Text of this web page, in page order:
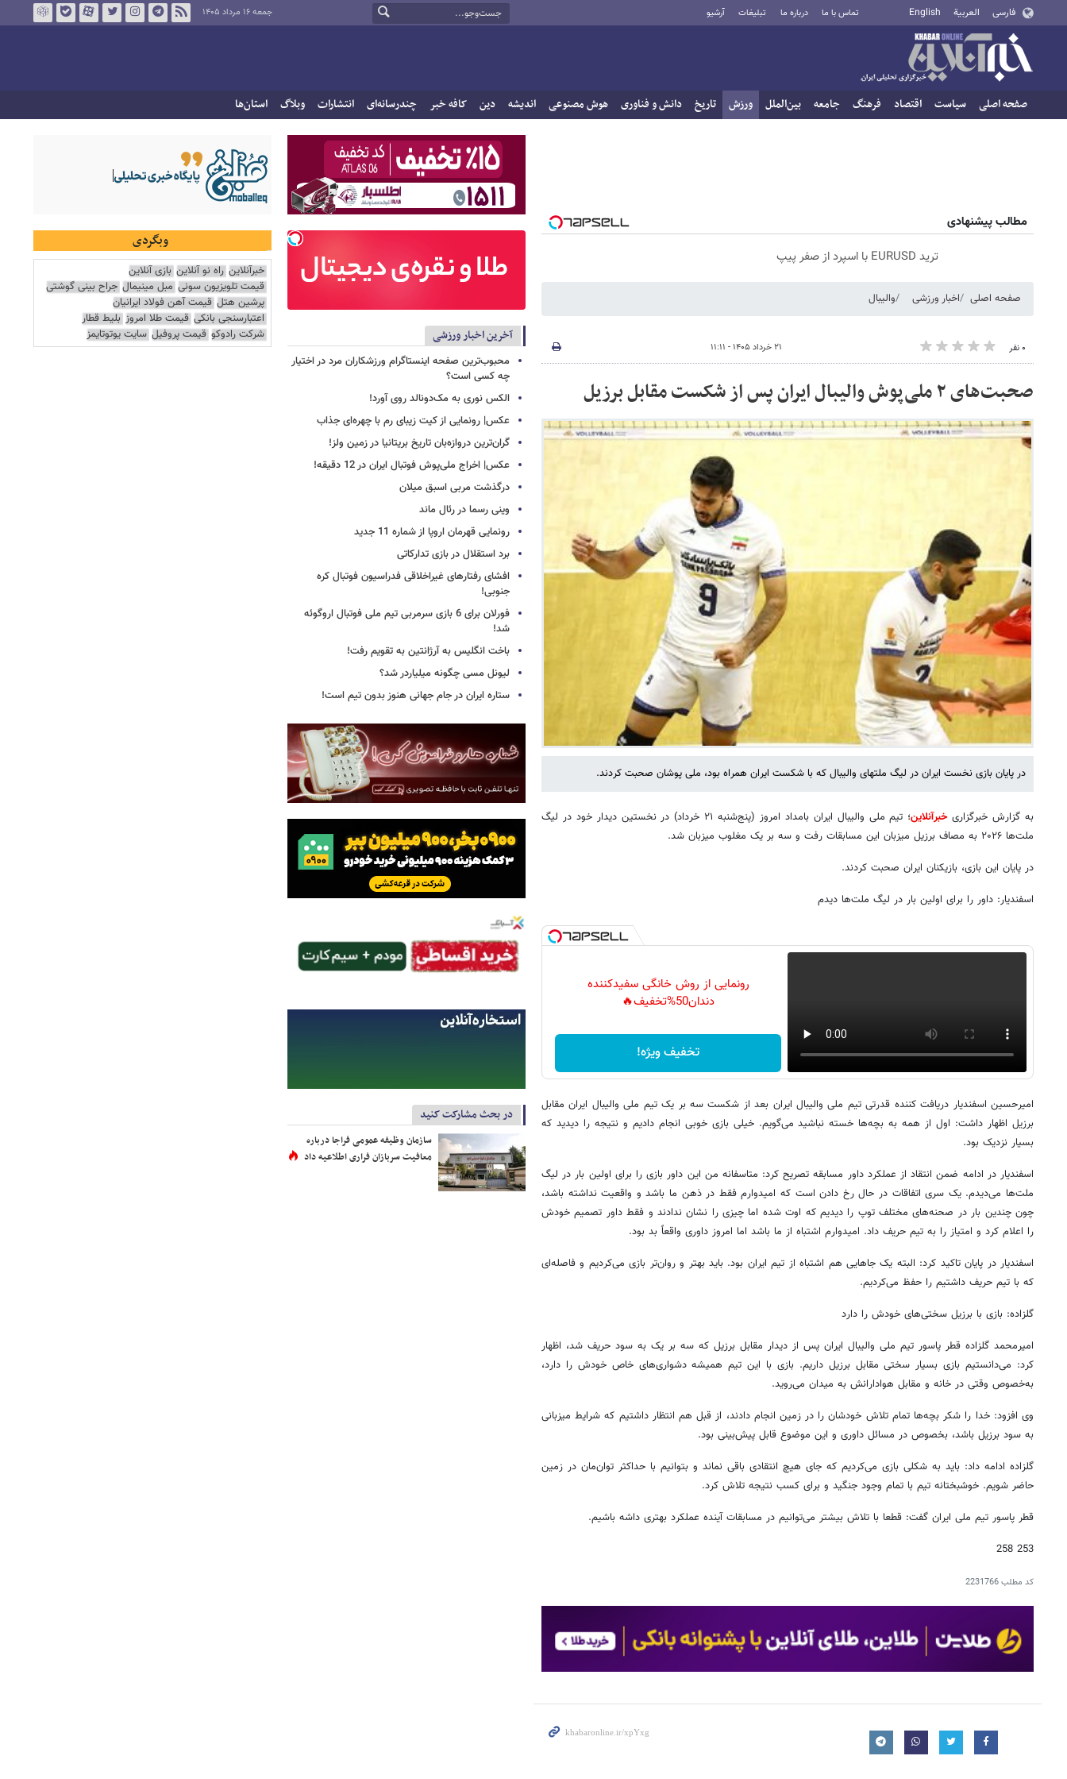
فارسی العربية English تماس با ما درباره ما تبلیغات آرشیو جمعه ۱۶ مرداد ۱۴۰۵
صفحه اصلی سیاست اقتصاد فرهنگ جامعه بین‌الملل ورزش تاریخ دانش و فناوری هوش مصنوعی اندیشه دین کافه خبر چندرسانه‌ای انتشارات وبلاگ استان‌ها
مطالب پیشنهادی
ترید EURUSD با اسپرد از صفر پیپ
صفحه اصلی اخبار ورزشی والیبال
۰ نفر ۲۱ خرداد ۱۴۰۵ - ۱۱:۱۱
صحبت‌های ۲ ملی‌پوش والیبال ایران پس از شکست مقابل برزیل
در پایان بازی نخست ایران در لیگ ملتهای والیبال که با شکست ایران همراه بود، ملی پوشان صحبت کردند.
به گزارش خبرگزاریخبرآنلاین
؛ تیم ملی والیبال ایران بامداد امروز (پنج‌شنبه ۲۱ خرداد) در نخستین دیدار خود در لیگ
ملت‌ها ۲۰۲۶ به مصاف برزیل میزبان این مسابقات رفت و سه بر یک مغلوب میزبان شد.
در پایان این بازی، بازیکنان ایران صحبت کردند.
اسفندیار: داور را برای اولین بار در لیگ ملت‌ها دیدم
رونمایی از روش خانگی سفیدکننده
دندان50%تخفیف🔥
تخفیف ویژه!
امیرحسین اسفندیار دریافت کننده قدرتی تیم ملی والیبال ایران بعد از شکست سه بر یک تیم ملی والیبال ایران مقابل
برزیل اظهار داشت: اول از همه به بچه‌ها خسته نباشید می‌گویم. خیلی بازی خوبی انجام دادیم و نتیجه را دیدید که
بسیار نزدیک بود.
اسفندیار در ادامه ضمن انتقاد از عملکرد داور مسابقه تصریح کرد: متاسفانه من این داور بازی را برای اولین بار در لیگ
ملت‌ها می‌دیدم. یک سری اتفاقات در حال رخ دادن است که امیدوارم فقط در ذهن ما باشد و واقعیت نداشته باشد،
چون چندین بار در صحنه‌های مختلف توپ را دیدیم که اوت شده اما چیزی را نشان ندادند و فقط داور تصمیم خودش
را اعلام کرد و امتیاز را به تیم حریف داد. امیدوارم اشتباه از ما باشد اما امروز داوری واقعاً بد بود.
اسفندیار در پایان تاکید کرد: البته یک جاهایی هم اشتباه از تیم ایران بود. باید بهتر و روان‌تر بازی می‌کردیم و فاصله‌ای
که با تیم حریف داشتیم را حفظ می‌کردیم.
گلزاده: بازی با برزیل سختی‌های خودش را دارد
امیرمحمد گلزاده قطر پاسور تیم ملی والیبال ایران پس از دیدار مقابل برزیل که سه بر یک به سود حریف شد، اظهار
کرد: می‌دانستیم بازی بسیار سختی مقابل برزیل داریم. بازی با این تیم همیشه دشواری‌های خاص خودش را دارد،
به‌خصوص وقتی در خانه و مقابل هوادارانش به میدان می‌روید.
وی افزود: خدا را شکر بچه‌ها تمام تلاش خودشان را در زمین انجام دادند، از قبل هم انتظار داشتیم که شرایط میزبانی
به سود برزیل باشد، بخصوص در مسائل داوری و این موضوع قابل پیش‌بینی بود.
گلزاده ادامه داد: باید به شکلی بازی می‌کردیم که جای هیچ انتقادی باقی نماند و بتوانیم با حداکثر توان‌مان در زمین
حاضر شویم. خوشبختانه تیم با تمام وجود جنگید و برای کسب نتیجه تلاش کرد.
قطر پاسور تیم ملی ایران گفت: قطعا با تلاش بیشتر می‌توانیم در مسابقات آینده عملکرد بهتری داشه باشیم.
253 258
کد مطلب2231766
آخرین اخبار ورزشی
محبوب‌ترین صفحه اینستاگرام ورزشکاران مرد در اختیار
چه کسی است؟
الکس نوری به مک‌دونالد روی آورد!
عکس| رونمایی از کیت زیبای رم با چهره‌ای جذاب
گران‌ترین دروازه‌بان تاریخ بریتانیا در زمین ولز!
عکس| اخراج ملی‌پوش فوتبال ایران در 12 دقیقه!
درگذشت مربی اسبق میلان
وینی رسما در رئال ماند
رونمایی قهرمان اروپا از شماره 11 جدید
برد استقلال در بازی تدارکاتی
افشای رفتارهای غیراخلاقی فدراسیون فوتبال کره
جنوبی!
فورلان برای 6 بازی سرمربی تیم ملی فوتبال اروگوئه
شد!
باخت انگلیس به آرژانتین به تقویم رفت!
لیونل مسی چگونه میلیاردر شد؟
ستاره ایران در جام جهانی هنوز بدون تیم است!
در بحث مشارکت کنید
سازمان وظیفه عمومی فراجا درباره
معافیت سربازان فراری اطلاعیه داد
وبگردی
خبرآنلاین راه نو آنلاین بازی آنلاین
قیمت تلویزیون سونی مبل مینیمال جراح بینی گوشتی
پرشین هتل قیمت آهن فولاد ایرانیان
اعتبارسنجی بانکی قیمت طلا امروز بلیط قطار
شرکت رادوکو قیمت پروفیل سایت یوتوتایمز